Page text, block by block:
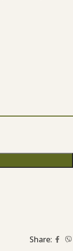
Share: